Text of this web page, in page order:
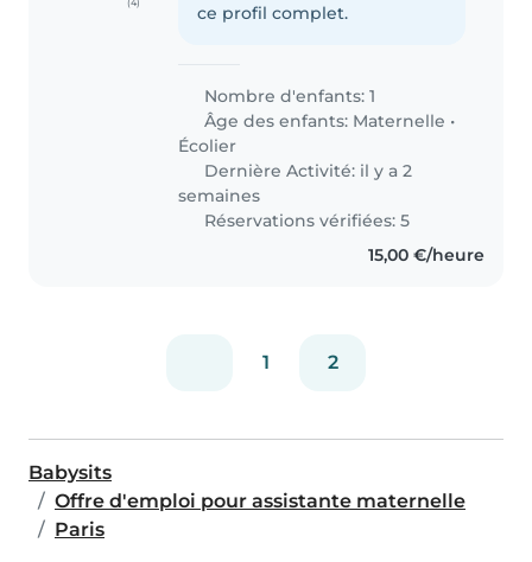
(4)
ce profil complet.
Nombre d'enfants: 1
Âge des enfants: Maternelle •
Écolier
Dernière Activité: il y a 2
semaines
Réservations vérifiées: 5
15,00 €/heure
1 2
Babysits
Offre d'emploi pour assistante maternelle
Paris